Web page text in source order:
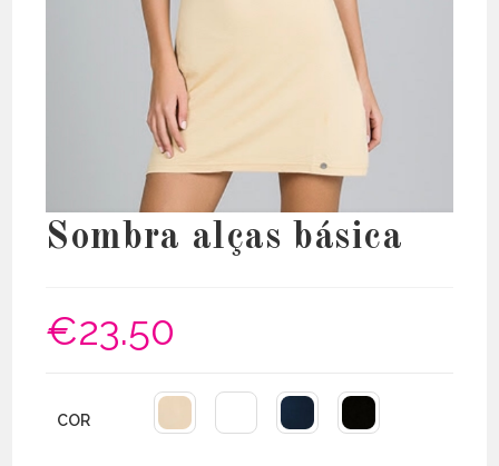
Sombra alças básica
€23.50
COR